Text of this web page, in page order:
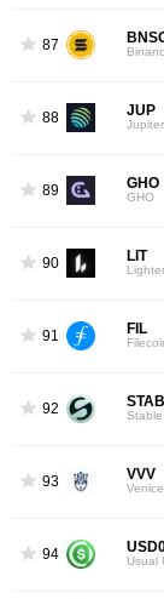
87
88 JUP
89 GHO
GHO
90 LIT
Lighter
91 FIL
92 Stable
93 VVV
94 Usual